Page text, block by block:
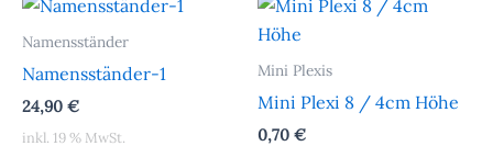
Namensständer
Namensständer-1
24,90 €
inkl. 19 % MwSt.
Mini Plexis
Mini Plexi 8 / 4cm Höhe
0,70 €